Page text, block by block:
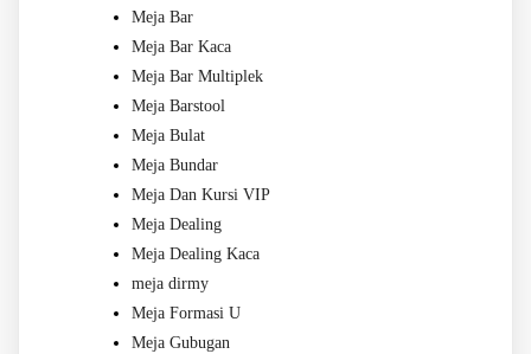
Meja Bar
Meja Bar Kaca
Meja Bar Multiplek
Meja Barstool
Meja Bulat
Meja Bundar
Meja Dan Kursi VIP
Meja Dealing
Meja Dealing Kaca
meja dirmy
Meja Formasi U
Meja Gubugan